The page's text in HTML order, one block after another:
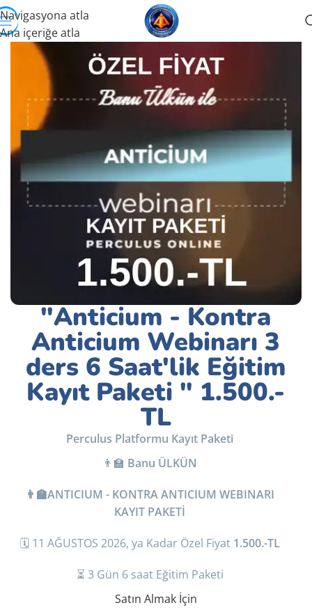
Navigasyona atla
Ana içeriğe atla
"Anticium - Kontra
Anticium Webinarı 3
ders 6 Saat'lik Eğitim
Kayıt Paketi " 1.500.-
TL
Perculus Platformu Kayıt Paketi
👨‍🏫 Banu ÜLKÜN
👨‍🏫ANTICIUM - KONTRA ANTICIUM WEBINARI
KAYIT PAKETİ
🗓️ 11 AĞUSTOS 2026, ya Kadar Özel Fiyat 1.500.-TL
⏳ 3 Gün 6 saat Eğitim Paketi
Satın Almak İçin